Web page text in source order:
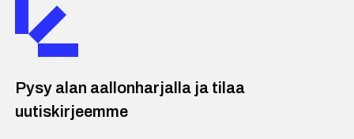
Pysy alan aallonharjalla ja tilaa
uutiskirjeemme